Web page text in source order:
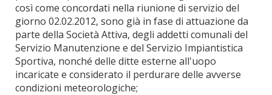
così come concordati nella riunione di servizio del
giorno 02.02.2012, sono già in fase di attuazione da
parte della Società Attiva, degli addetti comunali del
Servizio Manutenzione e del Servizio Impiantistica
Sportiva, nonché delle ditte esterne all'uopo
incaricate e considerato il perdurare delle avverse
condizioni meteorologiche;